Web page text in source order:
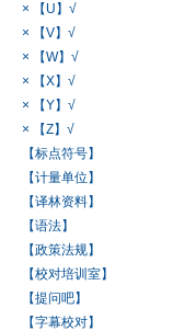
× 【U】√
× 【V】√
× 【W】√
× 【X】√
× 【Y】√
× 【Z】√
【标点符号】
【计量单位】
【译林资料】
【语法】
【政策法规】
【校对培训室】
【提问吧】
【字幕校对】